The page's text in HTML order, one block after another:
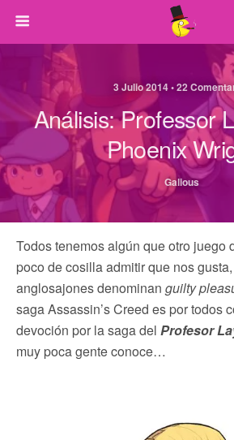
3 Julio 2014 • 22
Análisis: Professor
Phoenix
Galious
Todos tenemos algún que otro juego
poco de cosilla admitir que nos
anglosajones denominan guilty
saga Assassin’s Creed es por todos
devoción por la saga del Profesor
muy poca gente conoce…